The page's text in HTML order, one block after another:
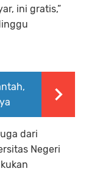
ini gratis,”
dari
Negeri